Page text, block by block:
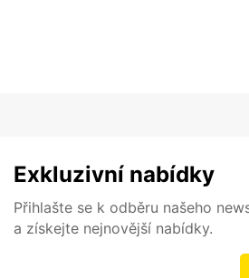
Exkluzivní nabídky
Přihlašte se k odběru našeho
a získejte nejnovější nabídky.